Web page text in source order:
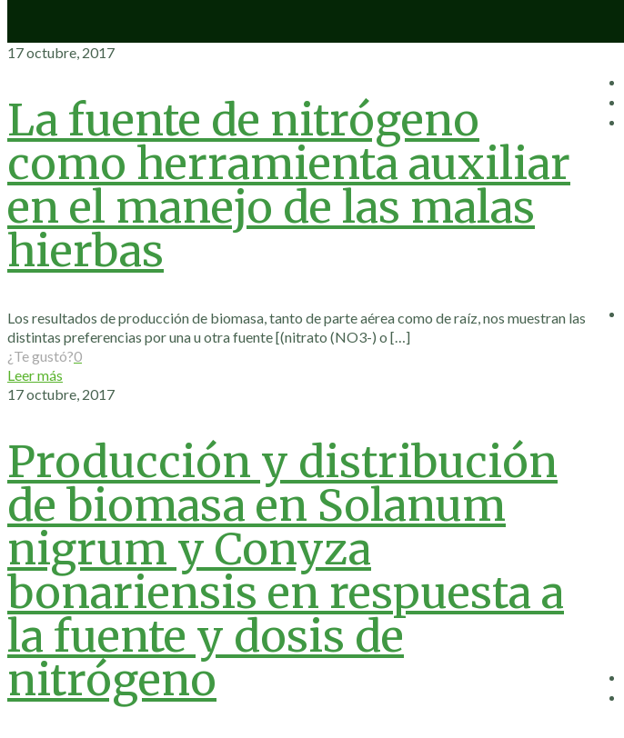
17 octubre, 2017
La fuente de nitrógeno
como herramienta auxiliar
en el manejo de las malas
hierbas
Los resultados de producción de biomasa, tanto de parte aérea como de raíz, nos muestran las
distintas preferencias por una u otra fuente [(nitrato (NO3-) o […]
¿Te gustó?0
Leer más
17 octubre, 2017
Producción y distribución
de biomasa en Solanum
nigrum y Conyza
bonariensis en respuesta a
la fuente y dosis de
nitrógeno